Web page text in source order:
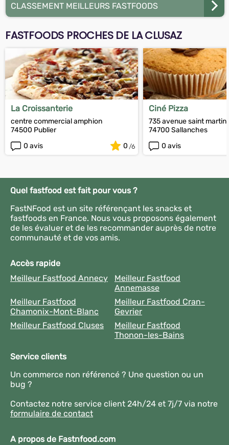
CLASSEMENT MEILLEURS FASTFOODS
FASTFOODS PROCHES DE LA CLUSAZ
La Croissanterie
centre commercial amphion
74500 Publier
0 avis
0
Ciné Pizza
735 avenue saint martin
74700 Sallanches
0 avis
Quel fastfood est fait pour vous ?
FastNFood est un site référençant les snacks et
fastfoods en France. Nous vous proposons également
de les évaluer et de les recommander auprès de notre
communauté et de vos amis.
Accès rapide
Meilleur Fastfood Annecy
Meilleur Fastfood
Annemasse
Meilleur Fastfood
Chamonix-Mont-Blanc
Meilleur Fastfood Cran-
Gevrier
Meilleur Fastfood Cluses
Meilleur Fastfood
Thonon-les-Bains
Service clients
Un commerce non référencé ? Une question ou un
bug ?
Contactez notre service client 24h/24 et 7j/7 via notre
formulaire de contact
A propos de Fastnfood.com